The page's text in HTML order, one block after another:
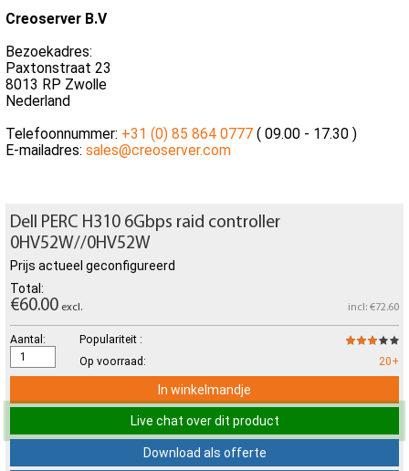
Creoserver B.V
Bezoekadres:
Paxtonstraat 23
8013 RP Zwolle
Nederland
Telefoonnummer: +31 (0) 85 864 0777 ( 09.00 - 17.30 )
E-mailadres: sales@creoserver.com
Dell PERC H310 6Gbps raid controller
0HV52W//0HV52W
Prijs actueel geconfigureerd
Total:
€60.00 excl. incl: €72.60
Aantal:
Populariteit :
Op voorraad:
20+
In winkelmandje
Live chat over dit product
Download als offerte